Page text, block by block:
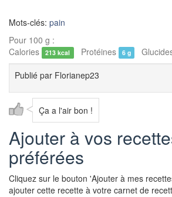
Mots-clés: pain
Pour 100 g :
Calories
213 kcal Protéines 6 g
Publié par Florianep23
Ça a l'air bon !
Ajouter à vos
préférées
Cliquez sur le bouton 'Ajouter à mes
ajouter cette recette à votre carnet de